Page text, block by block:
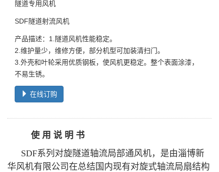
隧道专用风机
SDF隧道射流风机
产品描述：1.隧道风机性能稳定。
2.维护量少，维修方便，部分机型可加装清扫门。
3.外壳和叶轮采用优质钢板，使风机更稳定。整个表面涂漆，
不易生锈。
在线订购
使 用 说 明 书
SDF系列对旋隧道轴流局部通风机，是由淄博新
华风机有限公司在总结国内现有对旋式轴流局扇结构